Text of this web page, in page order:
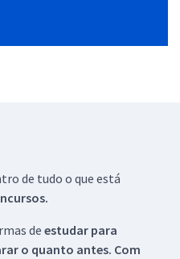
de tudo o que está
de estudar para
o quanto antes. Com